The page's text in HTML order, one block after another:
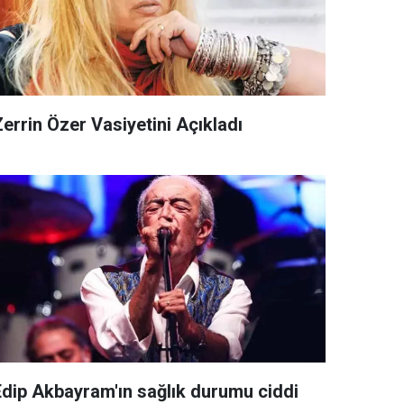
Özer Vasiyetini Açıkladı
Akbayram'ın sağlık durumu ciddi